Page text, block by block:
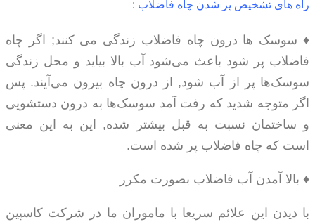
راه های تشخیص پر شدن چاه فاضلاب :
♦ سوسک ها درون چاه فاضلاب زندگی می کنند; اگر چاه
فاضلاب پر شود باعث می‌شود آب بالا بیاید و محل زندگی
سوسک‌ها پر از آب شود, از درون چاه بیرون می‌آیند. پس
اگر متوجه شدید که رفت آمد سوسک‌ها به درون دستشویی
و ساختمان نسبت به قبل بیشتر شده, این به این معنی
است که چاه فاضلاب پر شده است.
♦ بالا آمدن آب فاضلاب بصورت مکرر
با دیدن این علائم سریعا با ماموران ما در شرکت کاسپین